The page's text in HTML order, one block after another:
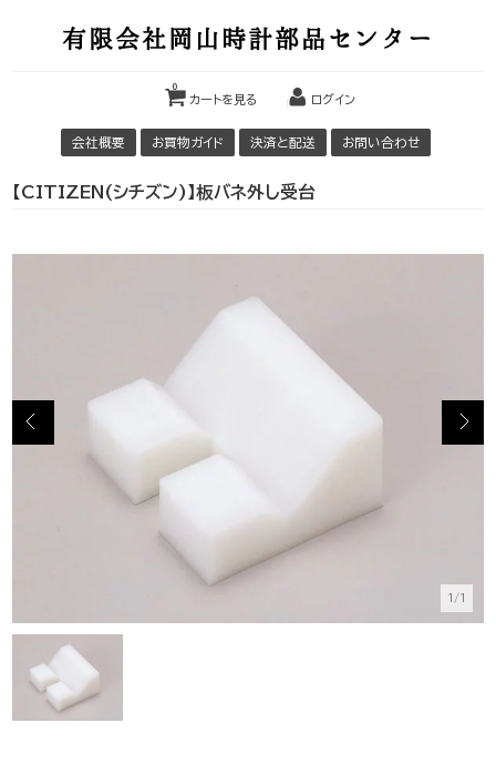
有限会社岡山時計部品センター
カートを見る
0
ログイン
会社概要 お買物ガイド 決済と配送 お問い合わせ
【CITIZEN(シチズン)】板バネ外し受台
1/1